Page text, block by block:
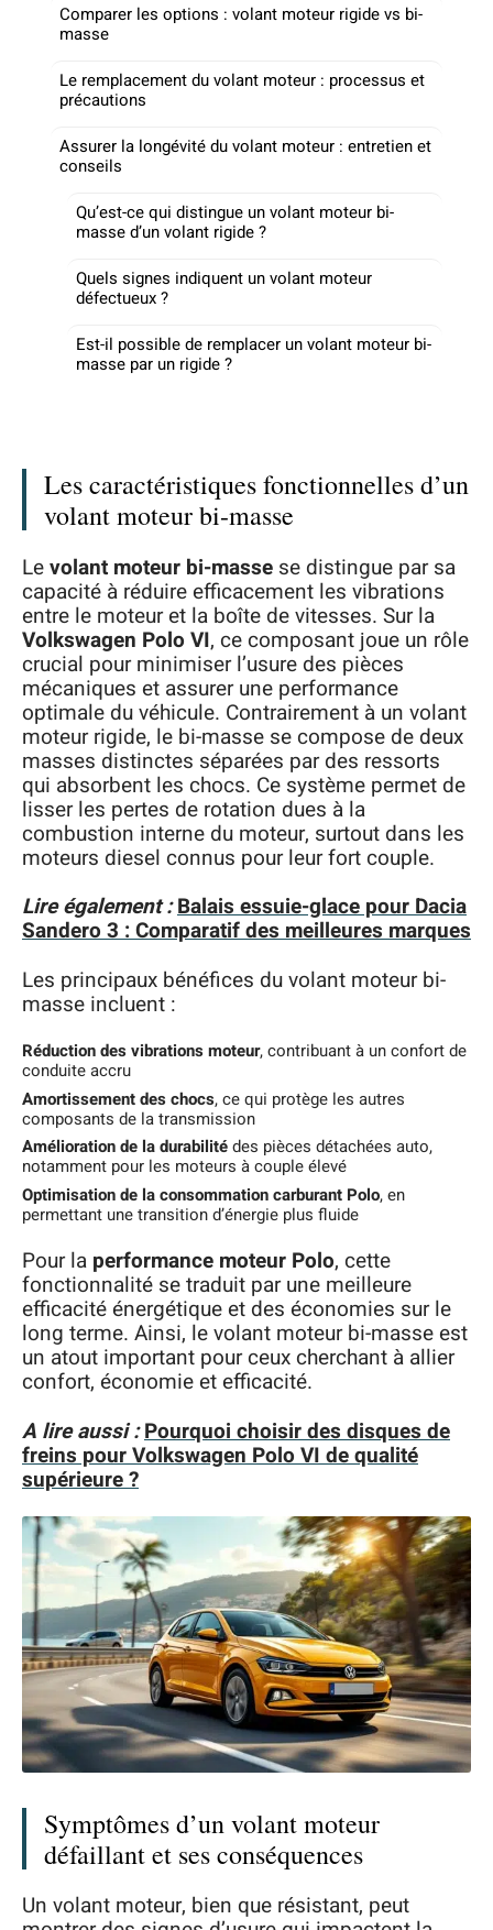
Comparer les options : volant moteur rigide vs bi-
masse
Le remplacement du volant moteur : processus et
précautions
Assurer la longévité du volant moteur : entretien et
conseils
Qu’est-ce qui distingue un volant moteur bi-
masse d’un volant rigide ?
Quels signes indiquent un volant moteur
défectueux ?
Est-il possible de remplacer un volant moteur bi-
masse par un rigide ?
Les caractéristiques fonctionnelles d’un
volant moteur bi-masse
Levolant moteur bi-masse se distingue par sa
capacité à réduire efficacement les vibrations
entre le moteur et la boîte de vitesses. Sur la
Volkswagen Polo VI, ce composant joue un rôle
crucial pour minimiser l’usure des pièces
mécaniques et assurer une performance
optimale du véhicule. Contrairement à un volant
moteur rigide, le bi-masse se compose de deux
masses distinctes séparées par des ressorts
qui absorbent les chocs. Ce système permet de
lisser les pertes de rotation dues à la
combustion interne du moteur, surtout dans les
moteurs diesel connus pour leur fort couple.
Lire également :Balais essuie-glace pour Dacia
Sandero 3 : Comparatif des meilleures marques
Les principaux bénéfices du volant moteur bi-
masse incluent :
Réduction des vibrations moteur, contribuant à un confort de
conduite accru
Amortissement des chocs, ce qui protège les autres
composants de la transmission
Amélioration de la durabilitédes pièces détachées auto,
notamment pour les moteurs à couple élevé
Optimisation de la consommation carburant Polo, en
permettant une transition d’énergie plus fluide
Pour la performance moteur Polo, cette
fonctionnalité se traduit par une meilleure
efficacité énergétique et des économies sur le
long terme. Ainsi, le volant moteur bi-masse est
un atout important pour ceux cherchant à allier
confort, économie et efficacité.
A lire aussi : Pourquoi choisir des disques de
freins pour Volkswagen Polo VI de qualité
supérieure ?
Symptômes d’un volant moteur
défaillant et ses conséquences
Un volant moteur, bien que résistant, peut